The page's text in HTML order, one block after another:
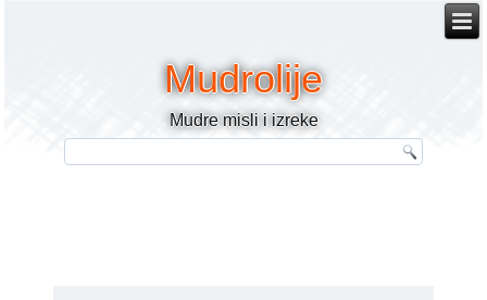
Mudrolije
Mudre misli i izreke